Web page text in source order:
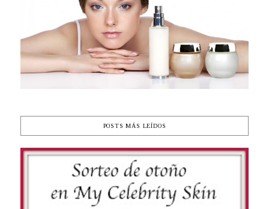
POSTS MÁS LEÍDOS